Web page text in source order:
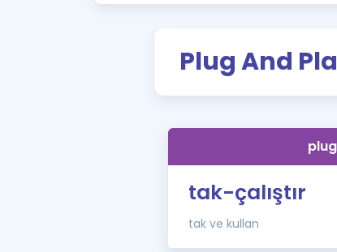
Plug And
tak-çalıştır
tak ve kullan